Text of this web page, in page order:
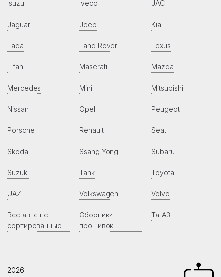
Isuzu Iveco JAC
Jaguar Jeep Kia
Lada Land Rover Lexus
Lifan Maserati Mazda
Mercedes Mini Mitsubishi
Nissan Opel Peugeot
Porsche Renault Seat
Skoda Ssang Yong Subaru
Suzuki Tank Toyota
UAZ Volkswagen Volvo
Все авто не
сортированные
Сборники
прошивок
ТагАЗ
2026 г.